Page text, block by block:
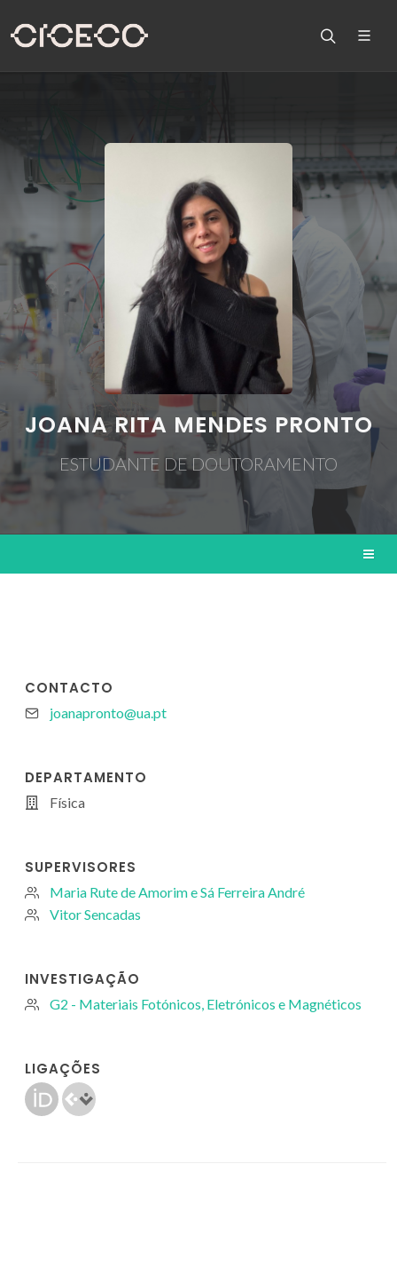
JOANA RITA MENDES PRONTO
ESTUDANTE DE DOUTORAMENTO
CONTACTO
joanapronto@ua.pt
DEPARTAMENTO
Física
SUPERVISORES
Maria Rute de Amorim e Sá Ferreira André
Vitor Sencadas
INVESTIGAÇÃO
G2 - Materiais Fotónicos, Eletrónicos e Magnéticos
LIGAÇÕES